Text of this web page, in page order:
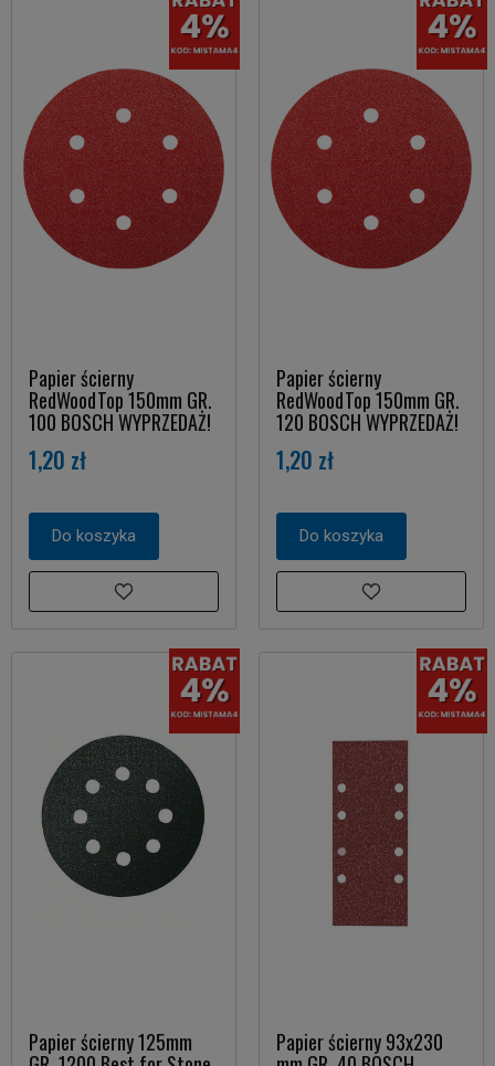
Papier ścierny
RedWoodTop 150mm GR.
100 BOSCH WYPRZEDAŻ!
1,20 zł
Do koszyka
Papier ścierny
RedWoodTop 150mm GR.
120 BOSCH WYPRZEDAŻ!
1,20 zł
Do koszyka
Papier ścierny 125mm Papier ścierny 93x230